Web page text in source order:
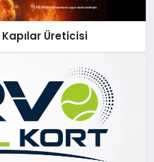
Kapılar Üreticisi